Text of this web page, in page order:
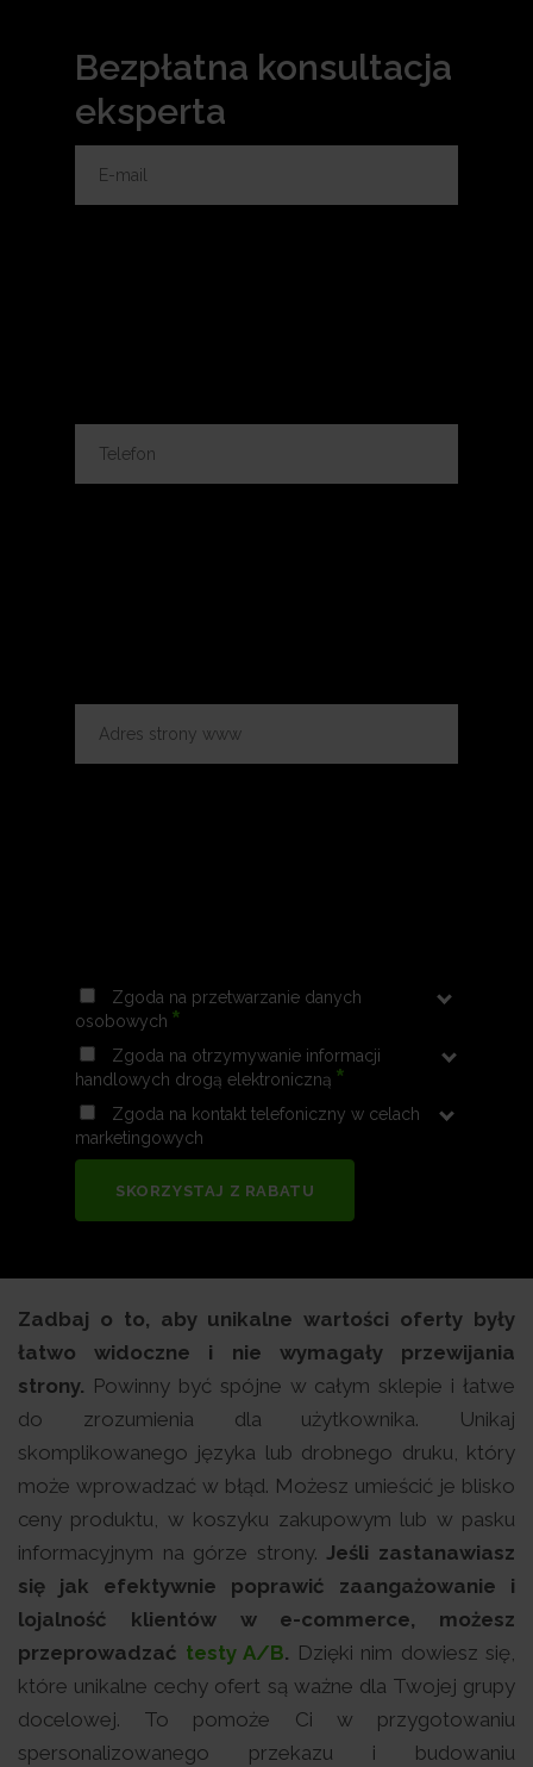
Bezpłatna konsultacja
eksperta
Zgoda na przetwarzanie danych
osobowych *
Zgoda na otrzymywanie informacji
handlowych drogą elektroniczną *
Zgoda na kontakt telefoniczny w celach
marketingowych
SKORZYSTAJ Z RABATU
Zadbaj o to, aby unikalne wartości oferty były
łatwo widoczne i nie wymagały przewijania
strony. Powinny być spójne w całym sklepie i łatwe
do zrozumienia dla użytkownika. Unikaj
skomplikowanego języka lub drobnego druku, który
może wprowadzać w błąd. Możesz umieścić je blisko
ceny produktu, w koszyku zakupowym lub w pasku
informacyjnym na górze strony. Jeśli zastanawiasz
się jak efektywnie poprawić zaangażowanie i
lojalność klientów w e-commerce, możesz
przeprowadzać testy A/B. Dzięki nim dowiesz się,
które unikalne cechy ofert są ważne dla Twojej grupy
docelowej. To pomoże Ci w przygotowaniu
spersonalizowanego przekazu i budowaniu